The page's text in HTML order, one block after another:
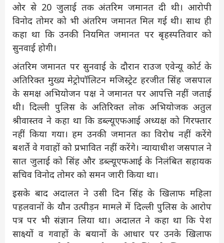
ओर से 20 जुलाई तक अंतरिम जमानत दी थी। आरोपी
विनोद तोमर को भी अंतरिम जमानत मिल गई थी। साथ ही
कहा था कि उनकी नियमित जमानत पर बृहस्पतिवार को
सुनवाई होगी।
अंतरिम जमानत पर सुनवाई के दौरान राउज एवेन्यू कोर्ट के
अतिरिक्त मुख्य मेट्रोपॉलिटन मजिस्ट्रेट हरजीत सिंह जसपाल
के समक्ष अभियोजन पक्ष ने जमानत पर आपत्ति नहीं जताई
थी। दिल्ली पुलिस के अतिरिक्त लोक अभियोजक अतुल
श्रीवास्तव ने कहा था कि डब्ल्यूएफआई अध्यक्ष को गिरफ्तार
नहीं किया गया। हम उनकी जमानत का विरोध नहीं करेंगे
बशर्ते वे गवाहों को प्रभावित नहीं करेंगे। न्यायाधीश जसपाल ने
सात जुलाई को सिंह और डब्ल्यूएफआई के निलंबित सहायक
सचिव विनोद तोमर को समन जारी किया था।
इसके बाद अदालत ने उसी दिन सिंह के खिलाफ महिला
पहलवानों के यौन उत्पीड़न मामले में दिल्ली पुलिस के आरोप
पत्र पर भी संज्ञान लिया था। अदालत ने कहा था कि पेश
साक्ष्यों व गवाहों के बयानों के आधार पर उनके खिलाफ